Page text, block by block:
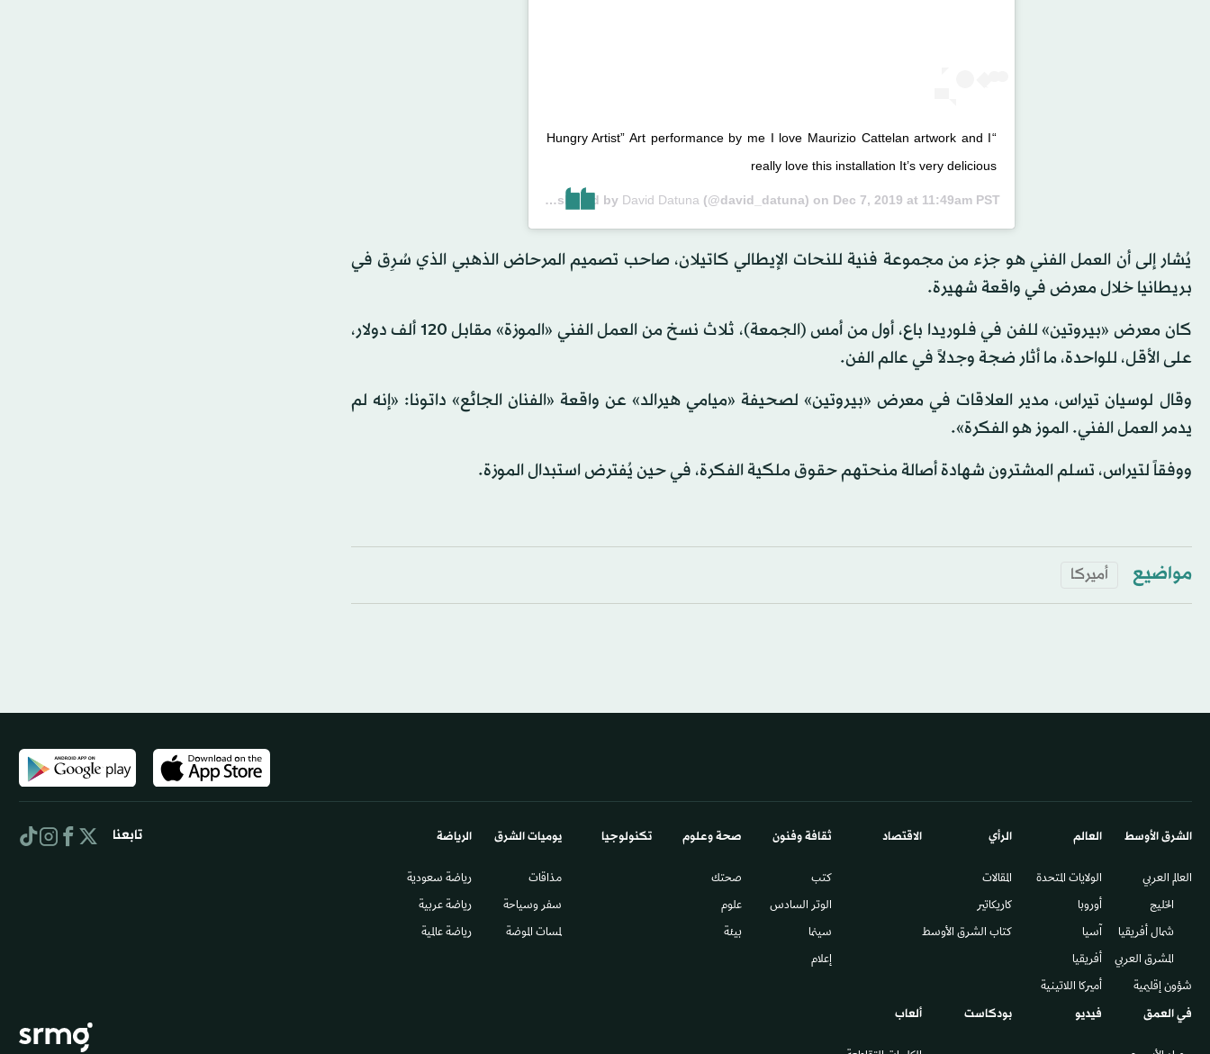
“Hungry Artist” Art performance by me I love Maurizio Cattelan artwork and I
really love this installation It’s very delicious
A post shared by David Datuna (@david_datuna) on Dec 7, 2019 at 11:49am PST
يُشار إلى أن العمل الفني هو جزء من مجموعة فنية للنحات الإيطالي كاتيلان، صاحب تصميم المرحاض الذهبي الذي سُرِق في
بريطانيا خلال معرض في واقعة شهيرة.
كان معرض «بيروتين» للفن في فلوريدا باع، أول من أمس (الجمعة)، ثلاث نسخ من العمل الفني «الموزة» مقابل 120 ألف دولار،
على الأقل، للواحدة، ما أثار ضجة وجدلاً في عالم الفن.
وقال لوسيان تيراس، مدير العلاقات في معرض «بيروتين» لصحيفة «ميامي هيرالد» عن واقعة «الفنان الجائع» داتونا: «إنه لم
يدمر العمل الفني. الموز هو الفكرة».
ووفقاً لتيراس، تسلم المشترون شهادة أصالة منحتهم حقوق ملكية الفكرة، في حين يُفترض استبدال الموزة.
مواضيع أميركا
الشرق الأوسط​
العالم العربي
الخليج
شمال أفريقيا
المشرق العربي
شؤون إقليمية
العالم
الولايات المتحدة
أوروبا
آسيا
أفريقيا
أميركا اللاتينية
الرأي
المقالات
كاريكاتير
كتاب الشرق الأوسط
الاقتصاد ثقافة وفنون
كتب
الوتر السادس​
سينما
إعلام
صحة وعلوم
صحتك
علوم
بيئة
تكنولوجيا يوميات الشرق​
مذاقات
سفر وسياحة
لمسات الموضة
الرياضة
رياضة سعودية
رياضة عربية
رياضة عالمية
في العمق فيديو بودكاست ألعاب
تابعنا